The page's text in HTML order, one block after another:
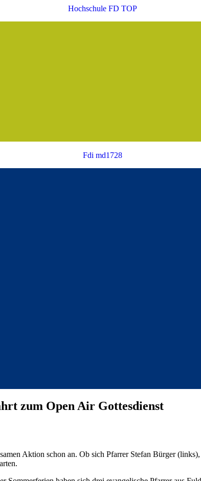
zum Open Air Gottesdienst
Aktion schon an. Ob sich Pfarrer Stefan Bürger